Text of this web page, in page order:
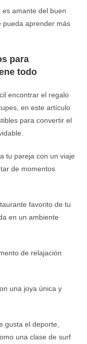
es amante del buen
pueda aprender más
para
todo
encontrar el regalo
en este artículo
para convertir el
tu pareja con un viaje
de momentos
favorito de tu
en un ambiente
de relajación
una joya única y
gusta el deporte,
una clase de surf